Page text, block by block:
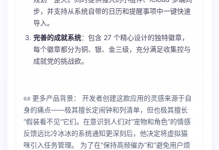
步，并支持从系统自带的日历和提醒事项中一键快速
导入。
完善的成就系统：包含 27 个精心设计的独特徽章，
每个徽章都分为铜、银、金三级，充分满足收集控与
成就党的挑战欲。
📜 更多产品背景： 开发者创建这款应用的灵感来源于自
身的痛点——极其擅长定闹钟和列清单，但也极其擅长
“假装看不见”它们。在意识到人们对“宠物和角色”的情感
反馈远比冷冰冰的系统通知更深刻后，他决定将虚拟猫
咪引入任务管理。 为了在“保持高频催办”和“避免用户烦